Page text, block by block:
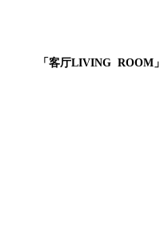
「客厅LIVING ROOM」